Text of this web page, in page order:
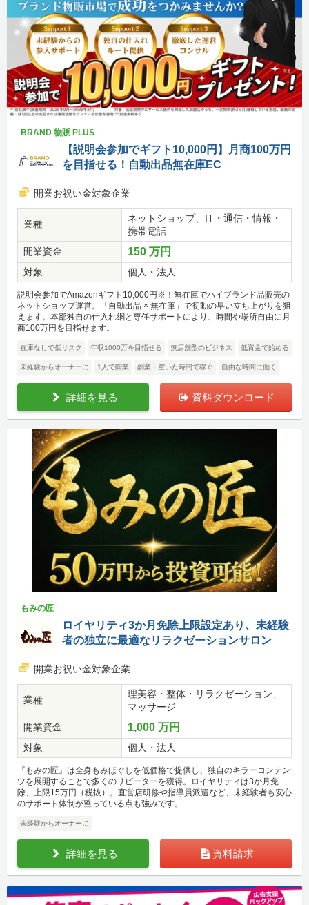
BRAND 物販 PLUS
【説明会参加でギフト10,000円】月商100万円
を目指せる！自動出品無在庫EC
開業お祝い金対象企業
業種
ネットショップ、IT・通信・情報・
携帯電話
開業資金
150 万円
対象 個人・法人
説明会参加でAmazonギフト10,000円※！無在庫でハイブランド品販売の
ネットショップ運営。「自動出品 × 無在庫」で初動の早い立ち上がりを狙
えます。本部独自の仕入れ網と専任サポートにより、時間や場所自由に月
商100万円を目指せます。
在庫なしで低リスク 年収1000万を目指せる 無店舗型のビジネス 低資金で始める
未経験からオーナーに 1人で開業 副業・空いた時間で稼ぐ 自由な時間に働く
詳細を見る 資料ダウンロード
もみの匠
ロイヤリティ3か月免除上限設定あり、未経験
者の独立に最適なリラクゼーションサロン
開業お祝い金対象企業
業種
理美容・整体・リラクゼーション、
マッサージ
開業資金
1,000 万円
対象 個人・法人
『もみの匠』は全身もみほぐしを低価格で提供し、独自のキラーコンテン
ツを展開することで多くのリピーターを獲得。ロイヤリティは3か月免
除、上限15万円（税抜）。直営店研修や指導員派遣など、未経験者も安心
のサポート体制が整っている点も強みです。
未経験からオーナーに
詳細を見る 資料請求